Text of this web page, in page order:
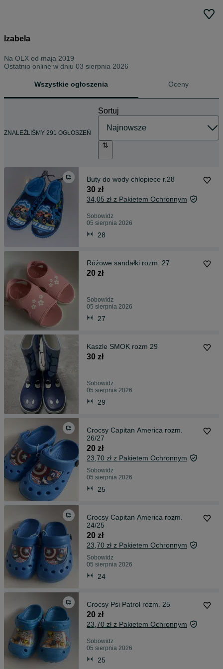
Izabela
Na OLX od maja 2019
Ostatnio online w dniu 03 sierpnia 2026
Wszystkie ogłoszenia Oceny
ZNALEŹLIŚMY 291 OGŁOSZEŃ
Sortuj
Buty do wody chlopiece r.28
30 zł
34,05 zł z Pakietem Ochronnym
Sobowidz
05 sierpnia 2026
28
Różowe sandałki rozm. 27
20 zł
Sobowidz
05 sierpnia 2026
27
Kaszle SMOK rozm 29
30 zł
Sobowidz
05 sierpnia 2026
29
Crocsy Capitan America rozm.
26/27
20 zł
23,70 zł z Pakietem Ochronnym
Sobowidz
05 sierpnia 2026
25
Crocsy Capitan America rozm.
24/25
20 zł
23,70 zł z Pakietem Ochronnym
Sobowidz
05 sierpnia 2026
24
Crocsy Psi Patrol rozm. 25
20 zł
23,70 zł z Pakietem Ochronnym
Sobowidz
05 sierpnia 2026
25